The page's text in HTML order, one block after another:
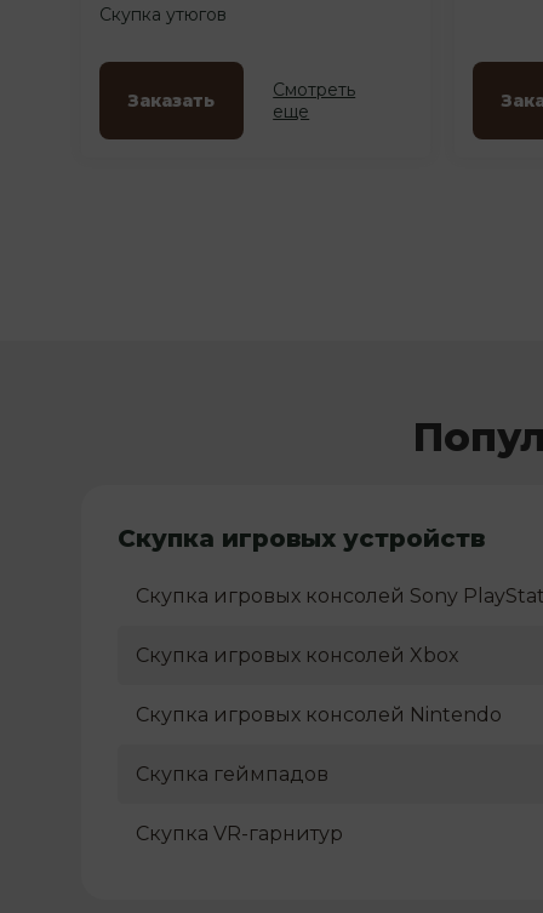
Скупка утюгов
Заказать
Смотреть
еще
Скупка игровых устройств
Скупка игровых консолей Sony
Скупка игровых консолей Xbox
Скупка игровых консолей Nintendo
Скупка геймпадов
Скупка VR-гарнитур